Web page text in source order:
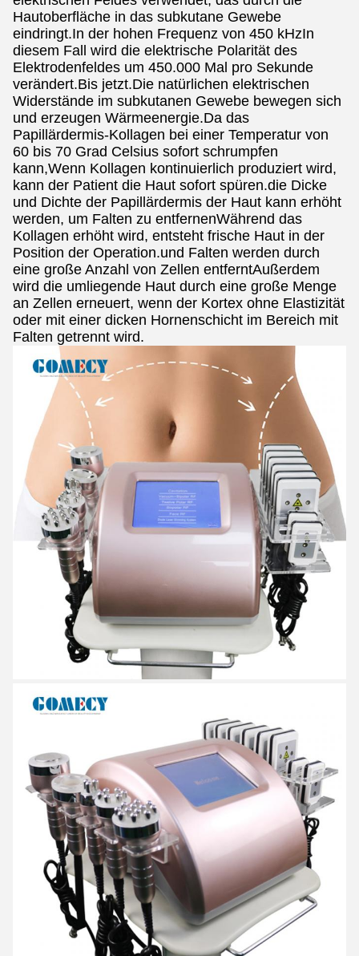
Hautoberfläche in das subkutane Gewebe
eindringt.In der hohen Frequenz von 450 kHzIn
diesem Fall wird die elektrische Polarität des
Elektrodenfeldes um 450.000 Mal pro Sekunde
verändert.Bis jetzt.Die natürlichen elektrischen
Widerstände im subkutanen Gewebe bewegen sich
und erzeugen Wärmeenergie.Da das
Papillärdermis-Kollagen bei einer Temperatur von
60 bis 70 Grad Celsius sofort schrumpfen
kann,Wenn Kollagen kontinuierlich produziert wird,
kann der Patient die Haut sofort spüren.die Dicke
und Dichte der Papillärdermis der Haut kann erhöht
werden, um Falten zu entfernenWährend das
Kollagen erhöht wird, entsteht frische Haut in der
Position der Operation.und Falten werden durch
eine große Anzahl von Zellen entferntAußerdem
wird die umliegende Haut durch eine große Menge
an Zellen erneuert, wenn der Kortex ohne Elastizität
oder mit einer dicken Hornenschicht im Bereich mit
Falten getrennt wird.